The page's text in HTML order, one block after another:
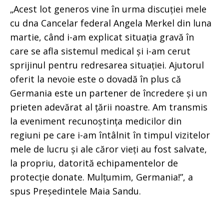
„Acest lot generos vine în urma discuției mele
cu dna Cancelar federal Angela Merkel din luna
martie, când i-am explicat situația gravă în
care se afla sistemul medical și i-am cerut
sprijinul pentru redresarea situației. Ajutorul
oferit la nevoie este o dovadă în plus că
Germania este un partener de încredere și un
prieten adevărat al țării noastre. Am transmis
la eveniment recunoștința medicilor din
regiuni pe care i-am întâlnit în timpul vizitelor
mele de lucru și ale căror vieți au fost salvate,
la propriu, datorită echipamentelor de
protecție donate. Mulțumim, Germania!”, a
spus Președintele Maia Sandu.